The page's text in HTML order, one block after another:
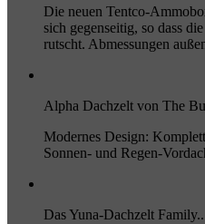
Die neuen Tentco-
sich gegenseitig, so dass
rutscht. Abmessungen
Alpha Dachzelt von The
Modernes Design:
Sonnen- und Regen-
Das Yuna-Dachzelt